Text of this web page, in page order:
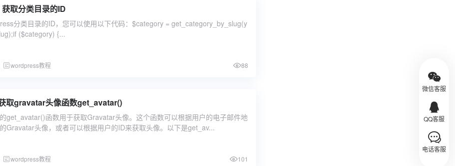
取分类目录的ID
分类目录的ID，您可以使用以下代码：$category = get_category_by_slug(y
($category) {...
wordpress教程 88
取gravatar头像函数get_avatar()
get_avatar()函数用于获取Gravatar头像。这个函数可以根据用户的电子邮件地
Gravatar头像，或者可以根据用户的ID来获取头像。以下是get_av...
wordpress教程 101
微信客服
QQ客服
电话客服